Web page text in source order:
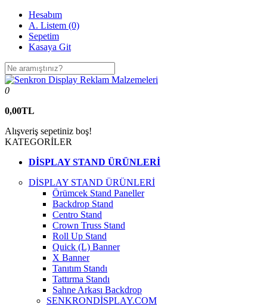
Hesabım
A. Listem (0)
Sepetim
Kasaya Git
0
0,00TL
Alışveriş sepetiniz boş!
KATEGORİLER
DİSPLAY STAND ÜRÜNLERİ
DİSPLAY STAND ÜRÜNLERİ
Örümcek Stand Paneller
Backdrop Stand
Centro Stand
Crown Truss Stand
Roll Up Stand
Quick (L) Banner
X Banner
Tanıtım Standı
Tattırma Standı
Sahne Arkası Backdrop
SENKRONDİSPLAY.COM